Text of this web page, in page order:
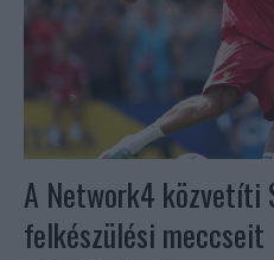
A Network4 közvetíti
felkészülési meccseit